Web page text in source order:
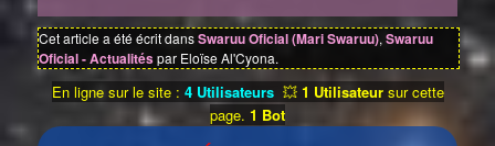
Cet article a été écrit dansSwaruu Oficial (Mari Swaruu),Swaruu
Oficial - Actualitéspar Eloïse Al'Cyona.
En ligne sur le site : 4 Utilisateurs 💥 1 Utilisateursur cette
page. 1 Bot